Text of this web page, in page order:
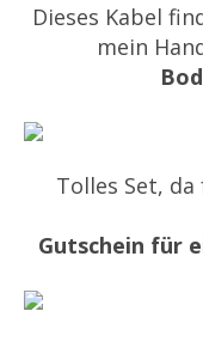
Dieses Kabel
mein
Tolles Set,
Gutschein für